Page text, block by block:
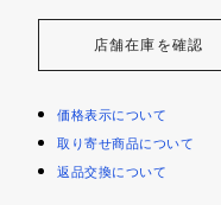
店舗在庫を確認
価格表示について
取り寄せ商品について
返品交換について